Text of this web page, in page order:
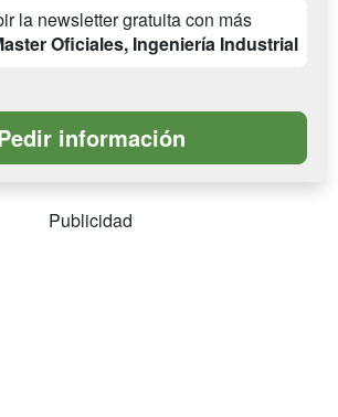
la newsletter gratuita con más
Oficiales, Ingeniería Industrial
Publicidad